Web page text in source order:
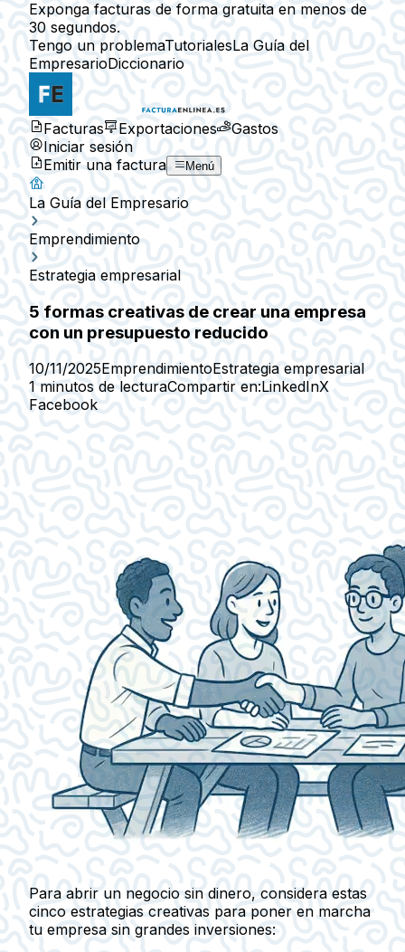
Exponga facturas de forma gratuita en menos de
30 segundos.
Tengo un problemaTutorialesLa Guía del
EmpresarioDiccionario
Facturas Exportaciones
Gastos
Iniciar sesión
Emitir una factura
Menú
La Guía del Empresario
Emprendimiento
Estrategia empresarial
5 formas creativas de crear una empresa
con un presupuesto reducido
10/11/2025EmprendimientoEstrategia empresarial
1 minutos de lecturaCompartir en:LinkedInX
Facebook
Para abrir un negocio sin dinero, considera estas
cinco estrategias creativas para poner en marcha
tu empresa sin grandes inversiones: